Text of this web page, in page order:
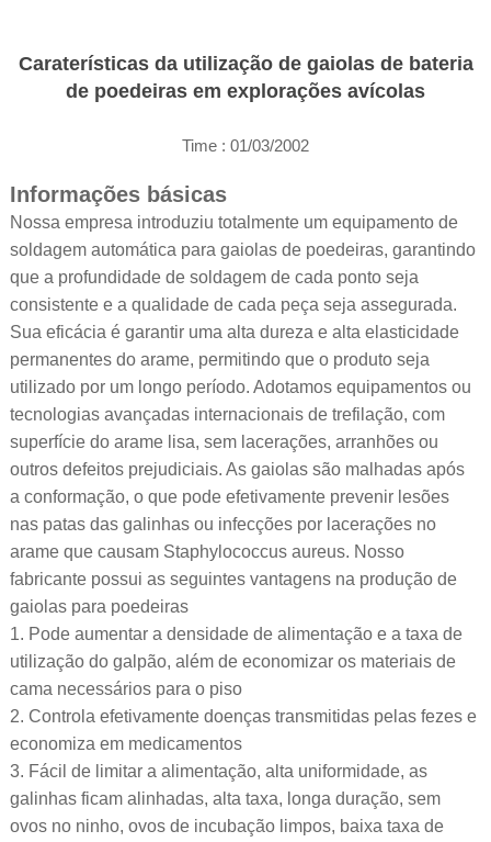
Caraterísticas da utilização de gaiolas de bateria
de poedeiras em explorações avícolas
Time : 01/03/2002
Informações básicas
Nossa empresa introduziu totalmente um equipamento de
soldagem automática para gaiolas de poedeiras, garantindo
que a profundidade de soldagem de cada ponto seja
consistente e a qualidade de cada peça seja assegurada.
Sua eficácia é garantir uma alta dureza e alta elasticidade
permanentes do arame, permitindo que o produto seja
utilizado por um longo período. Adotamos equipamentos ou
tecnologias avançadas internacionais de trefilação, com
superfície do arame lisa, sem lacerações, arranhões ou
outros defeitos prejudiciais. As gaiolas são malhadas após
a conformação, o que pode efetivamente prevenir lesões
nas patas das galinhas ou infecções por lacerações no
arame que causam Staphylococcus aureus. Nosso
fabricante possui as seguintes vantagens na produção de
gaiolas para poedeiras
1. Pode aumentar a densidade de alimentação e a taxa de
utilização do galpão, além de economizar os materiais de
cama necessários para o piso
2. Controla efetivamente doenças transmitidas pelas fezes e
economiza em medicamentos
3. Fácil de limitar a alimentação, alta uniformidade, as
galinhas ficam alinhadas, alta taxa, longa duração, sem
ovos no ninho, ovos de incubação limpos, baixa taxa de